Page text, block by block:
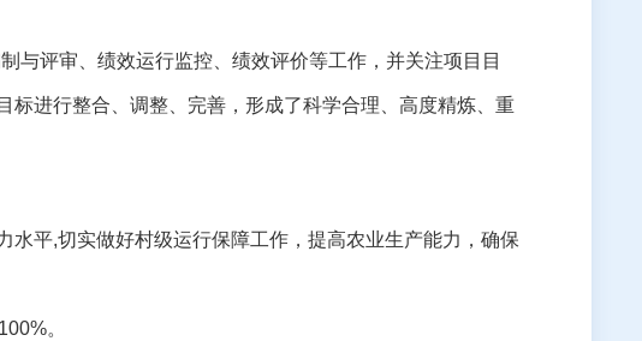
与评审、绩效运行监控、绩效评价等工作，并关注项目目
进行整合、调整、完善，形成了科学合理、高度精炼、重
水平,切实做好村级运行保障工作，提高农业生产能力，确保
100%。